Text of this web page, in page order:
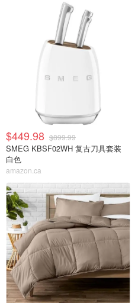
$449.98 $899.99
SMEG KBSF02WH 复古刀具套装
白色
amazon.ca